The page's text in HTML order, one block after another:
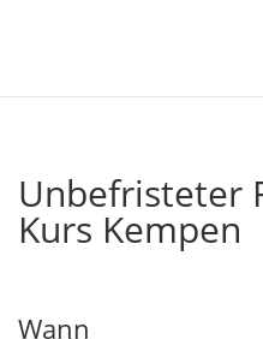
Unbefristeter
Kurs Kempen
Wann